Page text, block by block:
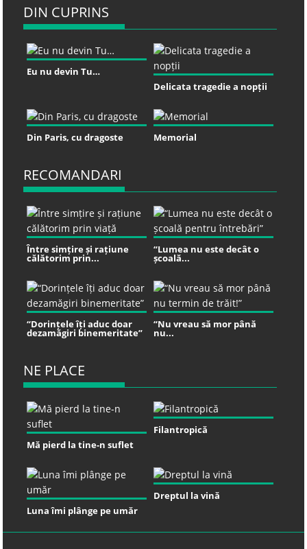
DIN CUPRINS
Eu nu devin Tu…
Delicata tragedie a nopții
Din Paris, cu dragoste Memorial
RECOMANDARI
Între simțire și rațiune
călătorim prin...
“Lumea nu este decât o
școală...
“Dorințele îți aduc doar
dezamăgiri binemeritate”
“Nu vreau să mor până
nu...
NE PLACE
Mă pierd la tine-n suflet
Filantropică
Luna îmi plânge pe umăr
Dreptul la vină